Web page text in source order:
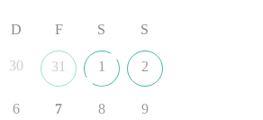
unsere Beiträge,
es sich lohnt, dieBasis zu
D F S S
30 31 1 2
6 7 8 9